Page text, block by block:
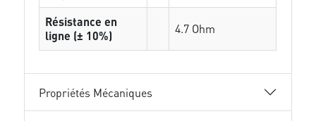
Résistance en
ligne (± 10%)
4.7 Ohm
Propriétés Mécaniques